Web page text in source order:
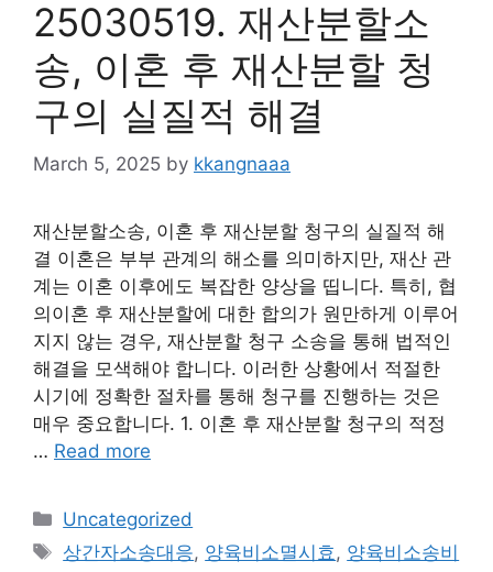
25030519. 재산분할소
송, 이혼 후 재산분할 청
구의 실질적 해결
March 5, 2025 by kkangnaaa
재산분할소송, 이혼 후 재산분할 청구의 실질적 해
결 이혼은 부부 관계의 해소를 의미하지만, 재산 관
계는 이혼 이후에도 복잡한 양상을 띱니다. 특히, 협
의이혼 후 재산분할에 대한 합의가 원만하게 이루어
지지 않는 경우, 재산분할 청구 소송을 통해 법적인
해결을 모색해야 합니다. 이러한 상황에서 적절한
시기에 정확한 절차를 통해 청구를 진행하는 것은
매우 중요합니다. 1. 이혼 후 재산분할 청구의 적정
… Read more
Categories
Uncategorized
Tags
상간자소송대응, 양육비소멸시효 , 양육비소송비